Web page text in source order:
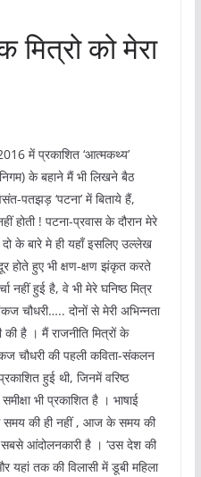
मित्रो को मेरा
में प्रकाशित ‘आत्मकथ्य’
के बहाने मैं भी लिखने बैठ
पतझड़ ‘पटना’ में बिताये हैं,
! पटना-प्रवास के दौरान मेरे
के बारे मे ही यहाँ इसलिए उल्लेख
होते हुए भी क्षण-क्षण झंकृत करते
नहीं हुई है, वे भी मेरे घनिष्ठ मित्र
चौधरी….. दोनों से मेरी अभिन्नता
है । मैं राजनीति मित्रों के
चौधरी की पहली कविता-संकलन
हुई थी, जिनमें वरिष्ठ
भी प्रकाशित है । भाषाई
समय की ही नहीं , आज के समय की
आंदोलनकारी है । ‘उस देश की
यहां तक की विलासी में डूबी महिला